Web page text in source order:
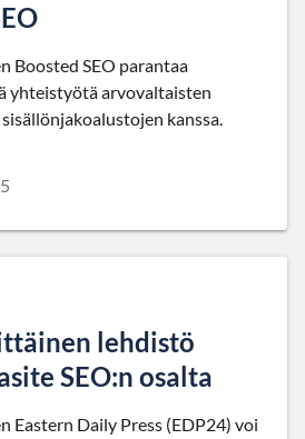
Boosted SEO parantaa
yhteistyötä arvovaltaisten
kanssa.
lehdistö
SEO:n osalta
Eastern Daily Press (EDP24) voi